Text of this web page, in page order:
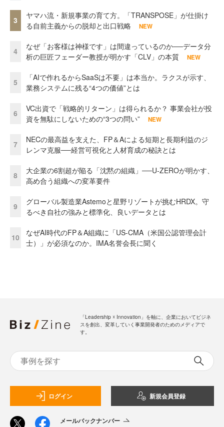
3
ヤマハ流・新規事業の育て方。「TRANSPOSE」が仕掛け
る自前主義からの脱却と出口戦略
NEW
4
なぜ「お客様は神様です」は間違っているのか──データ分
析の巨匠フェーダー教授が明かす「CLV」の本質
NEW
5
「AIで作れるからSaaSは不要」は本当か。ラクスが示す、
業務システムに残る“4つの価値”とは
6
VC出資で「戦略的リターン」は得られるか？ 事業会社が投
資を無駄にしないための“3つの問い”
NEW
7
NECの最高益を支えた、FP＆Aによる短期と長期利益のジ
レンマ克服──経営可視化と人材育成の秘訣とは
8
大企業の6割超が陥る「沈黙の組織」──U-ZEROが明かす、
高め合う組織への変革要件
9
グローバル製造業Astemoと星野リゾートが挑むHRDX。守
るべき自社の強みと標準化、良いデータとは
10
なぜAI時代のFP＆A組織に「US-CMA（米国公認管理会計
士）」が必須なのか。IMA名誉会長に聞く
「Leadership ☓ Innovation」を軸に、企業においてビジネ
スを創出、変革していく事業開発者のためのメディアで
す。
ログイン 新規会員登録
メールバックナンバー